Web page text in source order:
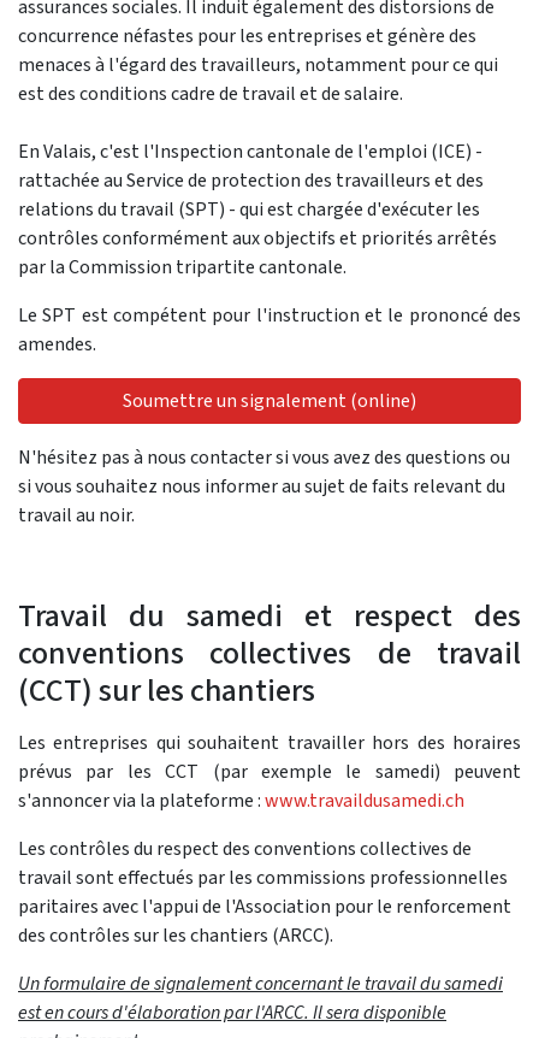
assurances sociales. Il induit également des distorsions de
concurrence néfastes pour les entreprises et génère des
menaces à l'égard des travailleurs, notamment pour ce qui
est des conditions cadre de travail et de salaire.
En Valais, c'est l'Inspection cantonale de l'emploi (ICE) -
rattachée au Service de protection des travailleurs et des
relations du travail (SPT) - qui est chargée d'exécuter les
contrôles conformément aux objectifs et priorités arrêtés
par la Commission tripartite cantonale.
Le SPT est compétent pour l'instruction et le prononcé des
amendes.
Soumettre un signalement (online)
N'hésitez pas à nous contacter si vous avez des questions ou
si vous souhaitez nous informer au sujet de faits relevant du
travail au noir.
Travail du samedi et respect des
conventions collectives de travail
(CCT) sur les chantiers
Les entreprises qui souhaitent travailler hors des horaires
prévus par les CCT (par exemple le samedi) peuvent
s'annoncer via la plateforme :www.travaildusamedi.ch
Les contrôles du respect des conventions collectives de
travail sont effectués par les commissions professionnelles
paritaires avec l'appui de l'Association pour le renforcement
des contrôles sur les chantiers (ARCC).
Un formulaire de signalement concernant le travail du samedi
est en cours d'élaboration par l'ARCC. Il sera disponible